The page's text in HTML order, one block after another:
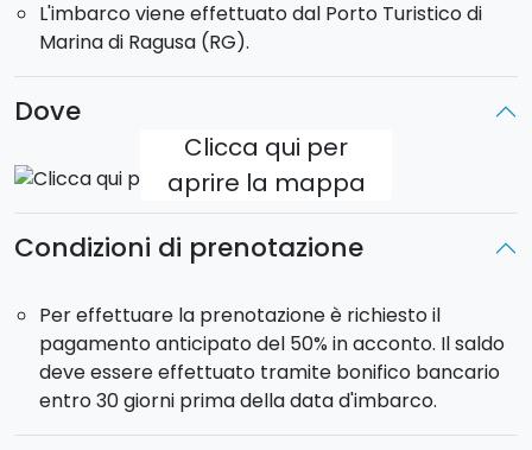
bagni che può ospitare 10 persone (2 posti in dinette).
La barca sarà avostro uso esclusivo per due
settimane.
Potrete personalizzare l'itinerario in base
alle vostre preferenze.
: Sabato alle ore 17:00.
Rientro: Venerdì alle ore 18:00. Notte a bordo in porto
e sbarco sabato mattina alle ore 9:00.
L'imbarco viene effettuato dal Porto Turistico di
Marina di Ragusa (RG).
Dove
Clicca qui per
aprire la mappa
Condizioni di prenotazione
Per effettuare la prenotazione è richiesto il
pagamento anticipato del 50% in acconto. Il saldo
deve essere effettuato tramite bonifico bancario
entro 30 giorni prima della data d'imbarco.